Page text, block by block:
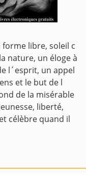
libre, soleil c
nature, un éloge à
l´esprit, un appel
et le but de l
de la misérable
liberté,
célèbre quand il